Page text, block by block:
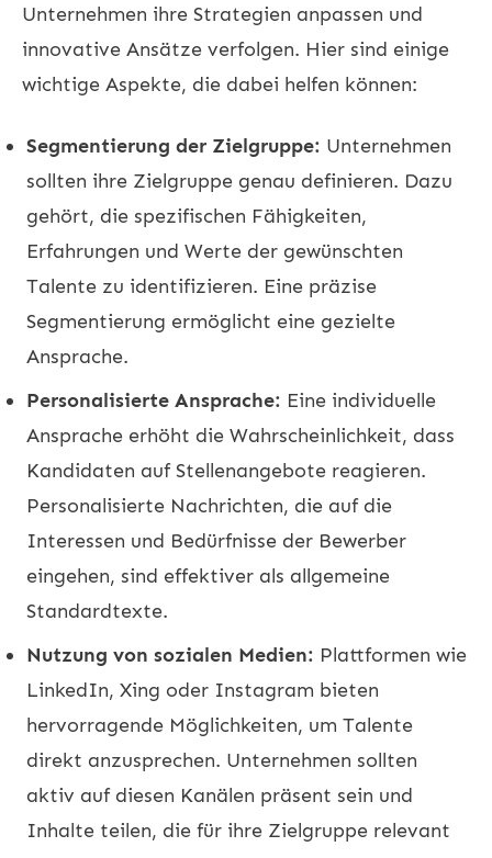
Unternehmen ihre Strategien anpassen und
innovative Ansätze verfolgen. Hier sind einige
wichtige Aspekte, die dabei helfen können:
Segmentierung der Zielgruppe: Unternehmen
sollten ihre Zielgruppe genau definieren. Dazu
gehört, die spezifischen Fähigkeiten,
Erfahrungen und Werte der gewünschten
Talente zu identifizieren. Eine präzise
Segmentierung ermöglicht eine gezielte
Ansprache.
Personalisierte Ansprache: Eine individuelle
Ansprache erhöht die Wahrscheinlichkeit, dass
Kandidaten auf Stellenangebote reagieren.
Personalisierte Nachrichten, die auf die
Interessen und Bedürfnisse der Bewerber
eingehen, sind effektiver als allgemeine
Standardtexte.
Nutzung von sozialen Medien: Plattformen wie
LinkedIn, Xing oder Instagram bieten
hervorragende Möglichkeiten, um Talente
direkt anzusprechen. Unternehmen sollten
aktiv auf diesen Kanälen präsent sein und
Inhalte teilen, die für ihre Zielgruppe relevant